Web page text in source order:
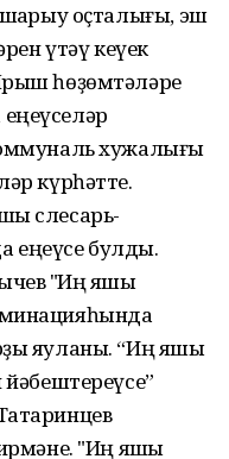
оҫталығы, эш
үтәү кеүек
һөҙөмтәләре
хужалығы
күрһәтте.
слесарь-
еңеүсе булды.
"Иң яҡшы
яуланы. “Иң яҡшы
"Иң яҡшы